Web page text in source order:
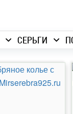
СЕРЬГИ